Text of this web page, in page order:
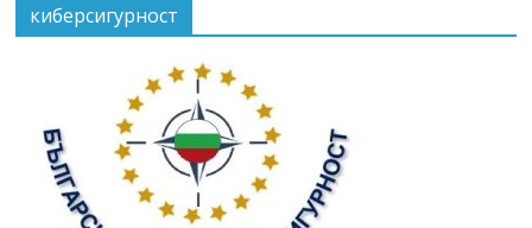
киберсигурност